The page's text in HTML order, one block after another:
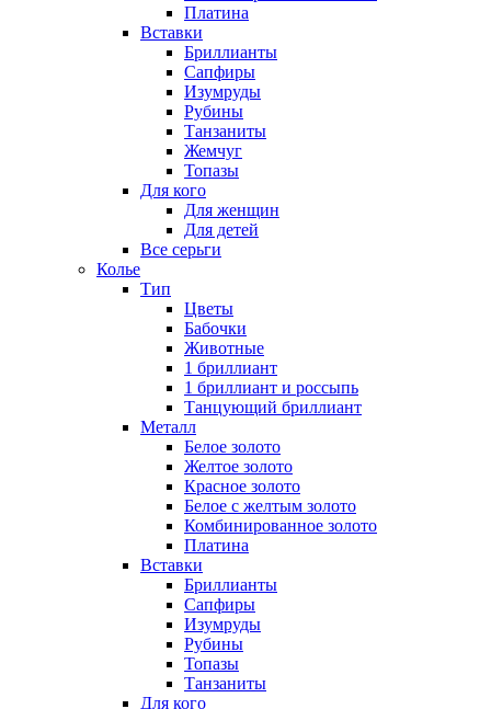
Платина
Вставки
Бриллианты
Сапфиры
Изумруды
Рубины
Танзаниты
Жемчуг
Топазы
Для кого
Для женщин
Для детей
Все серьги
Колье
Тип
Цветы
Бабочки
Животные
1 бриллиант
1 бриллиант и россыпь
Танцующий бриллиант
Металл
Белое золото
Желтое золото
Красное золото
Белое с желтым золото
Комбинированное золото
Платина
Вставки
Бриллианты
Сапфиры
Изумруды
Рубины
Топазы
Танзаниты
Для кого